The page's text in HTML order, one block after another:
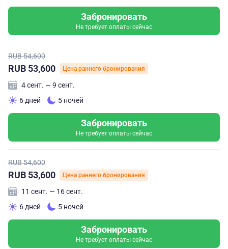
Забронировать
Не требует оплаты сейчас
RUB 54,600
RUB 53,600 Цена раннего бронирования
4 сент. — 9 сент.
6 дней
5 ночей
Забронировать
Не требует оплаты сейчас
RUB 54,600
RUB 53,600 Цена раннего бронирования
11 сент. — 16 сент.
6 дней
5 ночей
Забронировать
Не требует оплаты сейчас